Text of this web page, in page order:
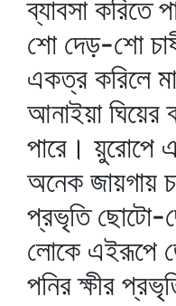
ব্যাবসা করিতে
শো দেড়-শো
একত্র করিলে
আনাইয়া ঘিয়ের
পারে। য়ুরোপে
অনেক জায়গায়
প্রভৃতি ছোটো-
লোকে এইরূপে
পনির ক্ষীর